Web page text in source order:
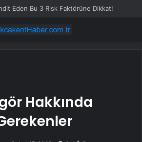
Eden Bu 3 Risk Faktörüne Dikkat!
Hakkında